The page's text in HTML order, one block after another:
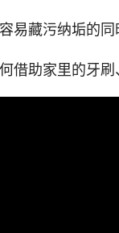
易藏污纳垢的
借助家里的牙